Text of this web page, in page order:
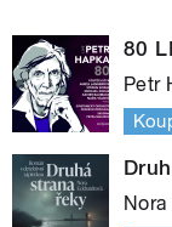
80
Petr